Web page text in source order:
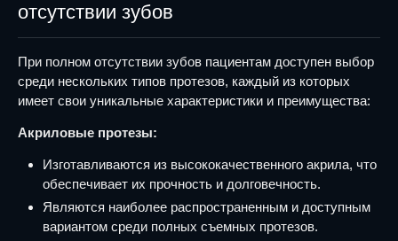
отсутствии зубов
При полном отсутствии зубов пациентам доступен выбор
среди нескольких типов протезов, каждый из которых
имеет свои уникальные характеристики и преимущества:
Акриловые протезы:
Изготавливаются из высококачественного акрила, что
обеспечивает их прочность и долговечность.
Являются наиболее распространенным и доступным
вариантом среди полных съемных протезов.